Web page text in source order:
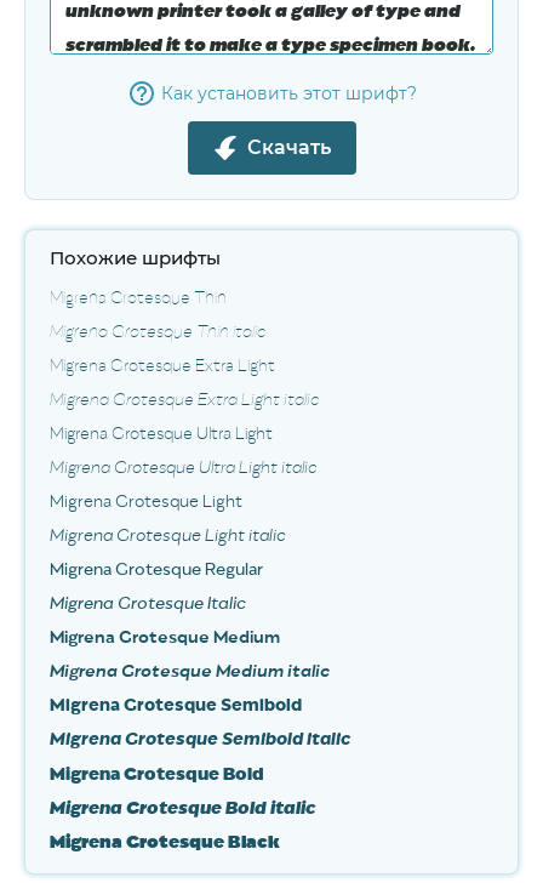
Как установить этот шрифт?
Скачать
Похожие шрифты
Migrena Grotesque Thin
Migrena Grotesque Thin italic
Migrena Grotesque Extra Light
Migrena Grotesque Extra Light italic
Migrena Grotesque Ultra Light
Migrena Grotesque Ultra Light italic
Migrena Grotesque Light
Migrena Grotesque Light italic
Migrena Grotesque Regular
Migrena Grotesque Italic
Migrena Grotesque Medium
Migrena Grotesque Medium italic
Migrena Grotesque Semibold
Migrena Grotesque Semibold italic
Migrena Grotesque Bold
Migrena Grotesque Bold italic
Migrena Grotesque Black